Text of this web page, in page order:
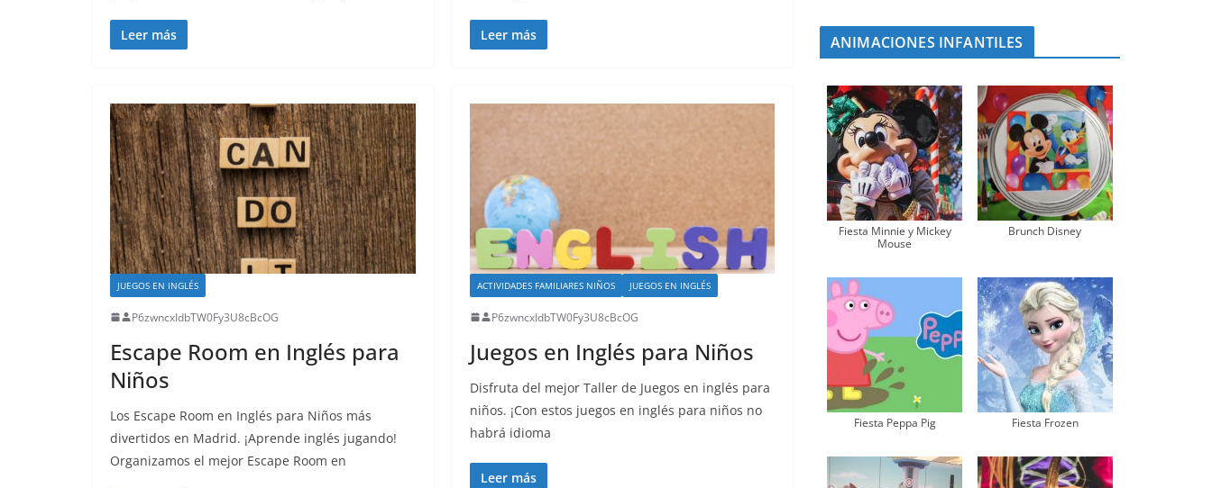
Leer más Leer más
JUEGOS EN INGLÉS
P6zwncxIdbTW0Fy3U8cBcOG
Escape Room en Inglés para
Niños
Los Escape Room en Inglés para Niños más
divertidos en Madrid. ¡Aprende inglés jugando!
Organizamos el mejor Escape Room en
ACTIVIDADES FAMILIARES NIÑOS JUEGOS EN INGLÉS
P6zwncxIdbTW0Fy3U8cBcOG
Juegos en Inglés para Niños
Disfruta del mejor Taller de Juegos en inglés para
niños. ¡Con estos juegos en inglés para niños no
habrá idioma
Leer más
ANIMACIONES INFANTILES
Fiesta Minnie y Mickey
Mouse
Brunch Disney
Fiesta Peppa Pig Fiesta Frozen